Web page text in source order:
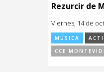
Rezurcir de
Viernes, 14 de
MÚSICA
CCE